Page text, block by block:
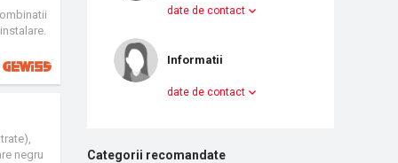
date de contact
Informatii
date de contact
Categorii recomandate
modulul
negru